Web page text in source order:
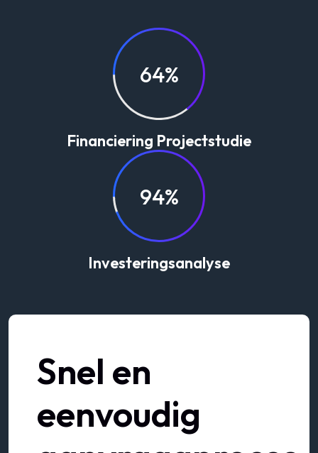
64%
Financiering Projectstudie
94%
Investeringsanalyse
Snel en
eenvoudig